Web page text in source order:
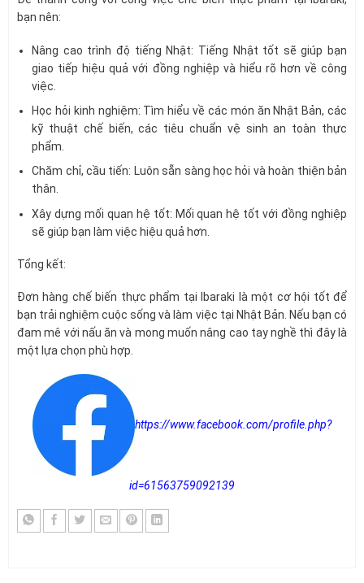
bạn nên:
Nâng cao trình độ tiếng Nhật: Tiếng Nhật tốt sẽ giúp bạn
giao tiếp hiệu quả với đồng nghiệp và hiểu rõ hơn về công
việc.
Học hỏi kinh nghiệm: Tìm hiểu về các món ăn Nhật Bản, các
kỹ thuật chế biến, các tiêu chuẩn vệ sinh an toàn thực
phẩm.
Chăm chỉ, cầu tiến: Luôn sẵn sàng học hỏi và hoàn thiện bản
thân.
Xây dựng mối quan hệ tốt: Mối quan hệ tốt với đồng nghiệp
sẽ giúp bạn làm việc hiệu quả hơn.
Tổng kết:
Đơn hàng chế biến thực phẩm tại Ibaraki là một cơ hội tốt để
bạn trải nghiệm cuộc sống và làm việc tại Nhật Bản. Nếu bạn có
đam mê với nấu ăn và mong muốn nâng cao tay nghề thì đây là
một lựa chọn phù hợp.
https://www.facebook.com/profile.php?
id=61563759092139